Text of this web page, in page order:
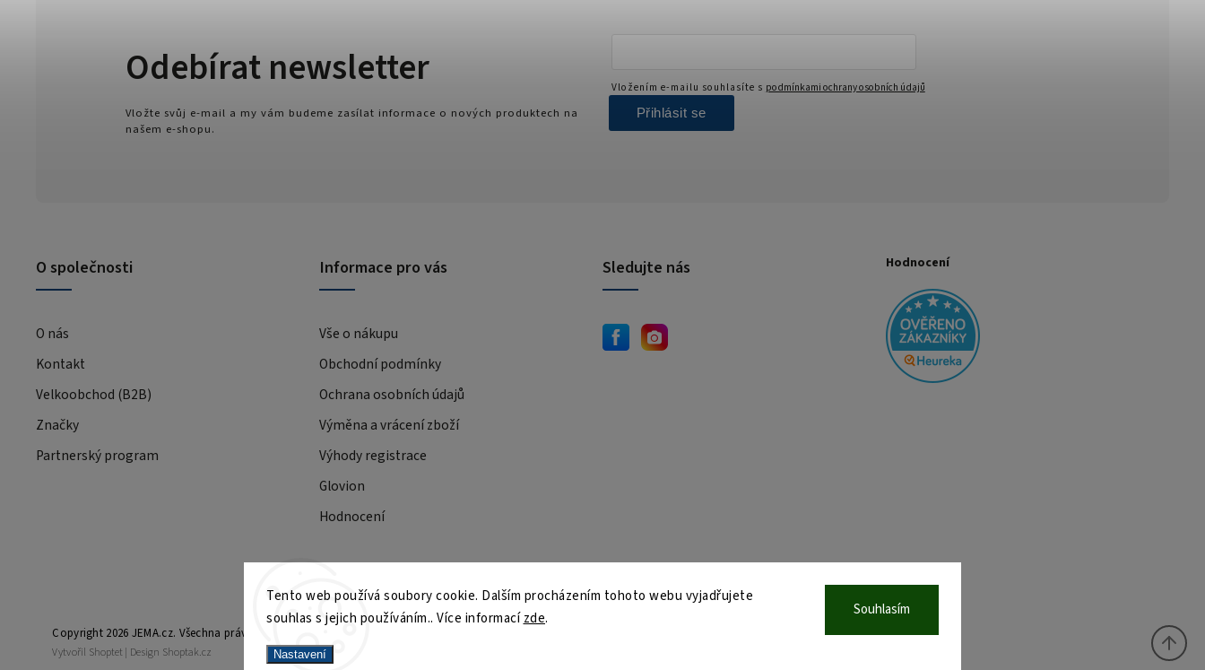
Tento web používá soubory cookie. Dalším procházením tohoto webu vyjadřujete
souhlas s jejich používáním.. Více informacízde.
Nastavení
Souhlasím
O společnosti
O nás
Kontakt
Velkoobchod (B2B)
Značky
Partnerský program
Informace pro vás
Vše o nákupu
Obchodní podmínky
Ochrana osobních údajů
Výměna a vrácení zboží
Výhody registrace
Glovion
Hodnocení
Odebírat newsletter
Vložte svůj e-mail a my vám budeme zasílat informace o nových produktech na
našem e-shopu.
Vložením e-mailu souhlasíte s podmínkami ochrany osobních údajů
Přihlásit se
Sledujte nás Hodnocení
JEMA.sk
Copyright 2026 JEMA.cz. Všechna práva vyhrazena.
Vytvořil Shoptet | Design Shoptak.cz